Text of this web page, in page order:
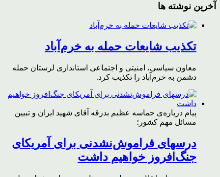
آخرین نوشته ها
تکذیب شایعات حمله به خرم‌آباد
معاون سیاسی، امنیتی و اجتماعی استانداری لرستان حمله
دشمن به خرم‌آباد را تکذیب کرد.
پیام درباره‌ی حماسه عظیم بدرقه آقای شهید ایران و تبیین
مسائل مهم کشور؛
درسهای فراموش‌نشدنی برای آمریکای
جنگ‌افروز خواهیم داشت